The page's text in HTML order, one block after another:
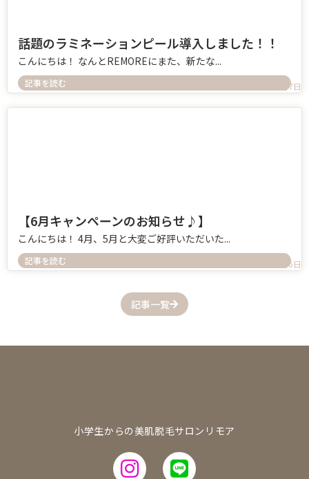
話題のラミネーションピール導入しました！！
こんにちは！ なんとREMOREにまた、新たな...
記事を読む 2026年6月7日
【6月キャンペーンのお知らせ♪】
こんにちは！ 4月、5月と大変ご好評いただいた...
記事を読む 2026年6月6日
記事一覧
小学生からの美肌脱毛サロンリモア